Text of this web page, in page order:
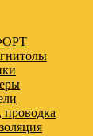
проводка